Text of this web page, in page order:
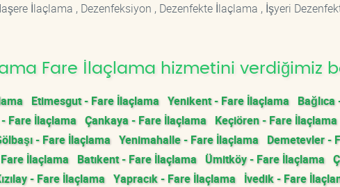
İlaçlama , Dezenfeksiyon , Dezenfekte İlaçlama , İşyeri
Fare İlaçlama hizmetini verdiğimiz
Etimesgut - Fare İlaçlama Yenikent - Fare İlaçlama
Fare İlaçlama Çankaya - Fare İlaçlama Keçiören - Fare İlaçlama
- Fare İlaçlama Yenimahalle - Fare İlaçlama Demetevler -
İlaçlama Batıkent - Fare İlaçlama Ümitköy - Fare İlaçlama
- Fare İlaçlama Yapracık - Fare İlaçlama İvedik - Fare